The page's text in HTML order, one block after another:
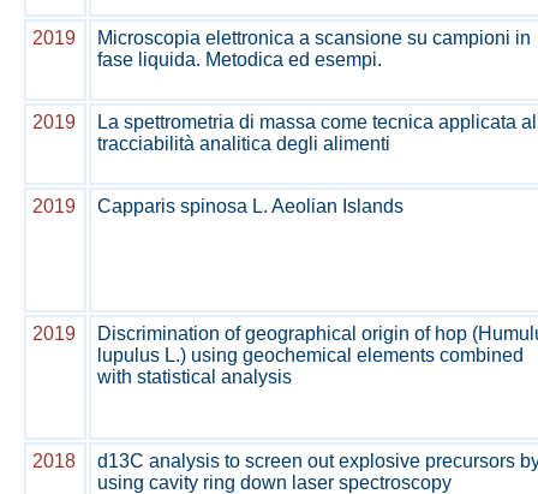
2019
Microscopia elettronica a scansione su campioni in
fase liquida. Metodica ed esempi.
2019
La spettrometria di massa come tecnica applicata
tracciabilità analitica degli alimenti
2019 Capparis spinosa L. Aeolian Islands
2019
Discrimination of geographical origin of hop
lupulus L.) using geochemical elements combined
with statistical analysis
2018
d13C analysis to screen out explosive precursors
using cavity ring down laser spectroscopy